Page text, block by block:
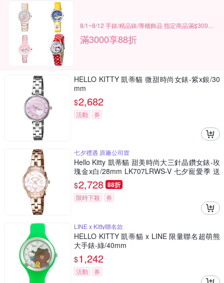
滿3000享88折
HELLO KITTY 凱蒂貓 微甜時尚女錶-紫x銀/30
mm
$2,682
活動 券
七夕禮遇 原廠公司貨
Hello Kitty 凱蒂貓 甜美時尚大三針晶鑽女錶-玫
瑰金x白/28mm LK707LRWS-V 七夕寵愛季 送
禮推薦
$2,728 88折
限時下殺 券
LINE x Kitty聯名款
HELLO KITTY 凱蒂貓 x LINE 限量聯名超萌熊
大手錶-綠/40mm
$1,242
活動 券